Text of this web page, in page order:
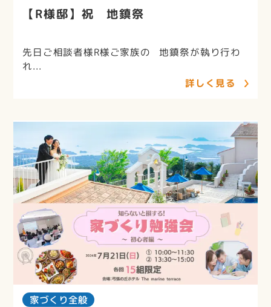
【R様邸】祝 地鎮祭
先日ご相談者様R様ご家族の 地鎮祭が執り行わ
れ...
詳しく見る
家づくり全般